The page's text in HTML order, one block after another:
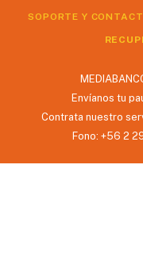
SOPORTE Y
Envíanos tu
Contrata nuestro
Fono: +56 2